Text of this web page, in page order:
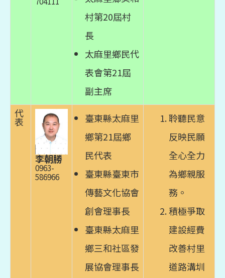
村第20屆村
長
太麻里鄉民代
表會第21屆
副主席
代
表
李朝勝
0963-
586966
臺東縣太麻里
鄉第21屆鄉
民代表
臺東縣臺東市
傳藝文化協會
創會理事長
臺東縣太麻里
鄉三和社區發
展協會理事長
聆聽民意
反映民願
全心全力
為鄉親服
務。
積極爭取
建設經費
改善村里
道路溝圳